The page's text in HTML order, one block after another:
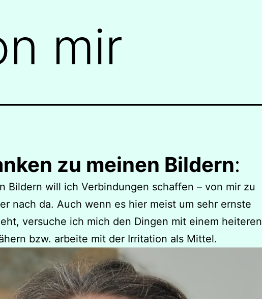
mir
zu meinen Bildern:
Bildern will ich Verbindungen schaffen – von mir zu
nach da. Auch wenn es hier meist um sehr ernste
versuche ich mich den Dingen mit einem heiteren
bzw. arbeite mit der Irritation als Mittel.